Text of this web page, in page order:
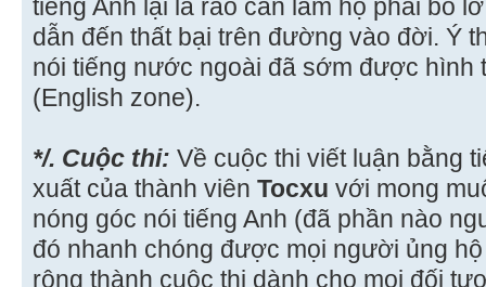
tiếng Anh lại là rào cản làm họ phải bỏ
dẫn đến thất bại trên đường vào đời. Ý
nói tiếng nước ngoài đã sớm được hình
(English zone).
*/. Cuộc thi: Về cuộc thi viết luận bằng
xuất của thành viên Tocxu với mong
nóng góc nói tiếng Anh (đã phần nào
đó nhanh chóng được mọi người ủng
rộng thành cuộc thi dành cho mọi đối